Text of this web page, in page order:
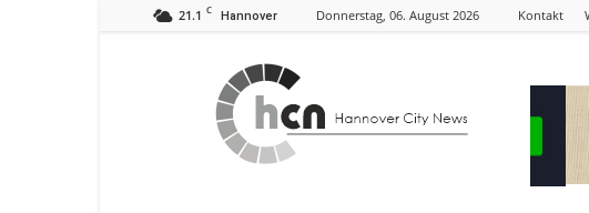
21.1 C Hannover Donnerstag, 06. August 2026 Kontakt
News